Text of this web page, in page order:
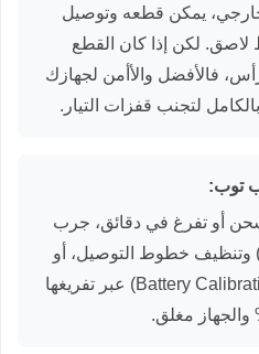
يمكن قطعه وتوصيل
لاصق. لكن إذا كان القطع
فالأفضل والأأمن لجهازك
لتجنب قفزات التيار.
أو تفرغ في دقائق، جرب
وتنظيف خطوط التوصيل، أو
عمل "معايرة للبطارية" (Battery Calibration) عبر تفريغها